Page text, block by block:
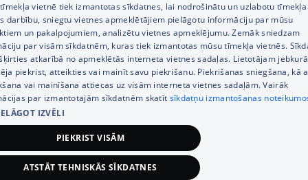
LATVIAN
RUSSIAN
ENGLISH
vietnē tiek izmantotas sīkdatnes, lai nodrošinātu un uzlabotu tīmekļa
darbību, sniegtu vietnes apmeklētājiem pielāgotu informāciju par mūsu
un pakalpojumiem, analizētu vietnes apmeklējumu. Zemāk sniedzam
par visām sīkdatnēm, kuras tiek izmantotas mūsu tīmekļa vietnēs.
atkarībā no apmeklētās interneta vietnes sadaļas. Lietotājam
piekrist, atteikties vai mainīt savu piekrišanu. Piekrišanas sniegšana, kā
vai mainīšana attiecas uz visām interneta vietnes sadaļām. Vairāk
par izmantotajām sīkdatnēm skatīt sīkdatņu izmantošanas
IZVĒLI
PIEKRIST VISĀM
ATSTĀT TEHNISKĀS SĪKDATNES